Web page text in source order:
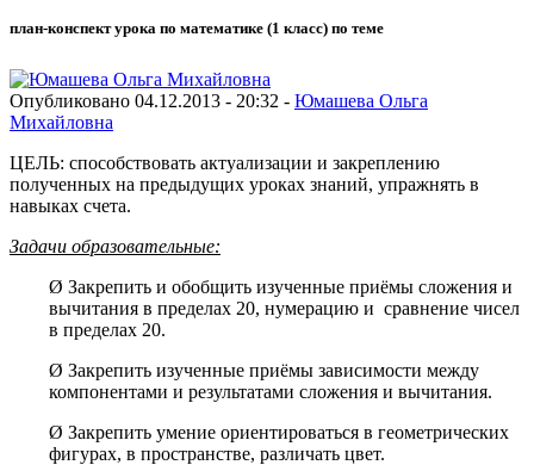
план-конспект урока по математике (1 класс) по теме
Опубликовано 04.12.2013 - 20:32 - Юмашева Ольга
Михайловна
ЦЕЛЬ: способствовать актуализации и закреплению
полученных на предыдущих уроках знаний, упражнять в
навыках счета.
Задачи образовательные:
Ø Закрепить и обобщить изученные приёмы сложения и
вычитания в пределах 20, нумерацию и сравнение чисел
в пределах 20.
Ø Закрепить изученные приёмы зависимости между
компонентами и результатами сложения и вычитания.
Ø Закрепить умение ориентироваться в геометрических
фигурах, в пространстве, различать цвет.